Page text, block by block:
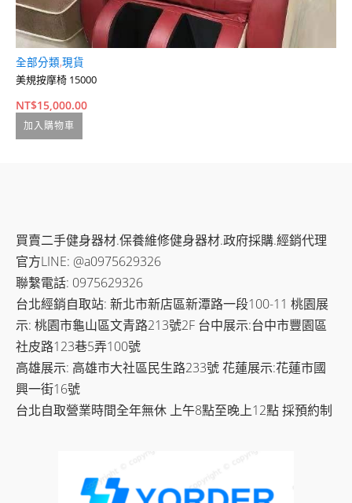
加入購物車
全部分類,現貨
美規按摩椅 15000
NT$15,000.00
買賣二手健身器材.保養維修健身器材.政府採購.經銷代理
官方LINE: @a0975629326
聯繫電話: 0975629326
台北經銷自取站: 新北市新店區新潭路一段100-11 桃園展
示: 桃園市龜山區文青路213號2F 台中展示:台中市豐園區
社皮路123巷5弄100號
高雄展示: 高雄市大社區民生路233號 花蓮展示:花蓮市國
興一街16號
台北自取營業時間全年無休 上午8點至晚上12點 採預約制